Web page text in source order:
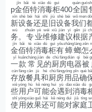
p金
jīn
佰
bǎi
特
tè
消
xiāo
毒
dú
柜
guì
400全
quán
国
guó
新
xīn
设
shè
备
bèi
还
hái
是
shì
旧
jiù
设
shè
备
bèi
我
wǒ
们
men
务
wù
。 专
zhuān
业
yè
维
wéi
修
xiū
建
jiàn
议
yì
根
gēn
据
jù
金
jīn
佰
bǎi
特
tè
消
xiāo
毒
dú
柜
guì
有
yǒu
蟑
zhāng
螂
láng
怎
zěn
一
yī
款
kuǎn
常
cháng
见
jiàn
的
de
厨
chú
房
fáng
电
diàn
器
qì
被
bèi
存
cún
放
fàng
餐
cān
具
jù
和
hé
厨
chú
房
fáng
用
yòng
品
pǐn
确
què
些
xiē
用
yòng
户
hù
可
kě
能
néng
会
huì
遇
yù
到
dào
消
xiāo
毒
dú
使
shǐ
用
yòng
效
xiào
果
guǒ
还
hái
可
kě
能
néng
对
duì
家
jiā
庭
tíng